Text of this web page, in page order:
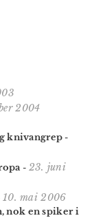
2004
knivangrep -
- 23. juni
10. mai 2006
nok en spiker i